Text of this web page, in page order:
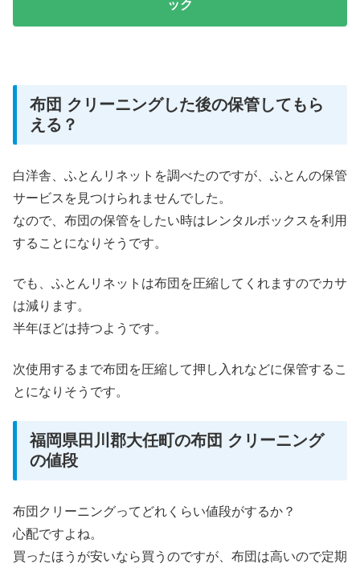
ック
布団 クリーニングした後の保管してもら
える？
白洋舎、ふとんリネットを調べたのですが、ふとんの保管
サービスを見つけられませんでした。
なので、布団の保管をしたい時はレンタルボックスを利用
することになりそうです。
でも、ふとんリネットは布団を圧縮してくれますのでカサ
は減ります。
半年ほどは持つようです。
次使用するまで布団を圧縮して押し入れなどに保管するこ
とになりそうです。
福岡県田川郡大任町の布団 クリーニング
の値段
布団クリーニングってどれくらい値段がするか？
心配ですよね。
買ったほうが安いなら買うのですが、布団は高いので定期